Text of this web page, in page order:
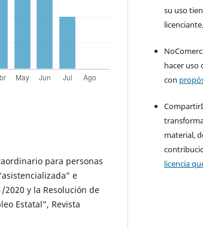
para personas
e
2020 y la Resolución de
Estatal”, Revista
su uso
licenciante.
hacer uso
con
material,
licencia